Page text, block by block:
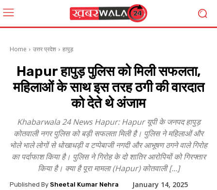
Home उत्तर प्रदेश हापुड़
Hapur हापुड़ पुलिस को मिली सफलता,
महिलाओं के साथ इस तरह ठगी की वारदात
को देते थे अंजाम
Khabarwala 24 News Hapur: Hapur यूपी के जनपद हापुड़
कोतवाली नगर पुलिस को बड़ी सफलता मिली है। पुलिस ने महिलाओं और
भोले भाले लोगों से धोखाधड़ी व टप्पेबाजी नगदी और आभूषण ठगने वाले गिरोह
का पर्दाफाश किया है। पुलिस ने गिरोह के दो शातिर आरोपियों को गिरफ्तार
किया है। क्या है पूरा मामला (Hapur) कोतवाली […]
Published By Sheetal Kumar Nehra
January 14, 2025